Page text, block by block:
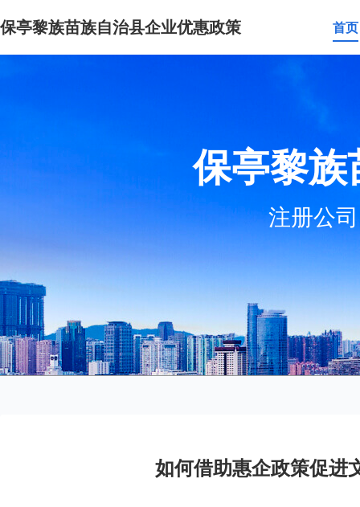
保亭黎族苗族自治县企业优惠政策 首页
保亭黎
注册公
如何借助惠企政策促进